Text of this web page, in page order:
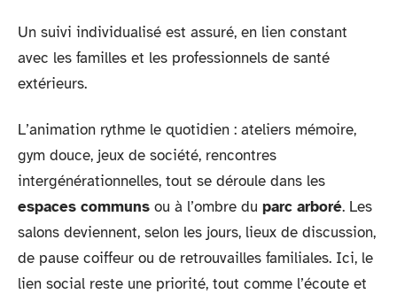
Un suivi individualisé est assuré, en lien constant
avec les familles et les professionnels de santé
extérieurs.
L’animation rythme le quotidien : ateliers mémoire,
gym douce, jeux de société, rencontres
intergénérationnelles, tout se déroule dans les
espaces communs ou à l’ombre du parc arboré. Les
salons deviennent, selon les jours, lieux de discussion,
de pause coiffeur ou de retrouvailles familiales. Ici, le
lien social reste une priorité, tout comme l’écoute et